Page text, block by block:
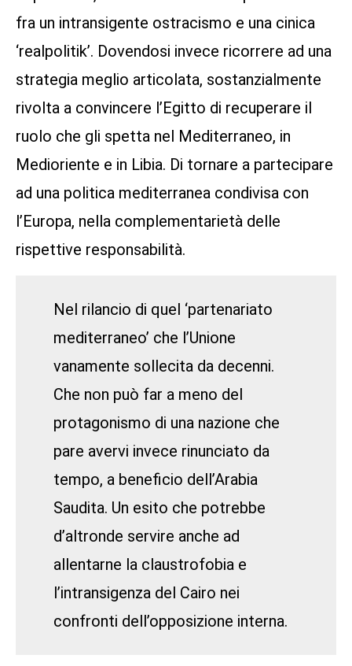
fra un intransigente ostracismo e una cinica
‘realpolitik’. Dovendosi invece ricorrere ad una
strategia meglio articolata, sostanzialmente
rivolta a convincere l’Egitto di recuperare il
ruolo che gli spetta nel Mediterraneo, in
Medioriente e in Libia. Di tornare a partecipare
ad una politica mediterranea condivisa con
l’Europa, nella complementarietà delle
rispettive responsabilità.
Nel rilancio di quel ‘partenariato
mediterraneo’ che l’Unione
vanamente sollecita da decenni.
Che non può far a meno del
protagonismo di una nazione che
pare avervi invece rinunciato da
tempo, a beneficio dell’Arabia
Saudita. Un esito che potrebbe
d’altronde servire anche ad
allentarne la claustrofobia e
l’intransigenza del Cairo nei
confronti dell’opposizione interna.